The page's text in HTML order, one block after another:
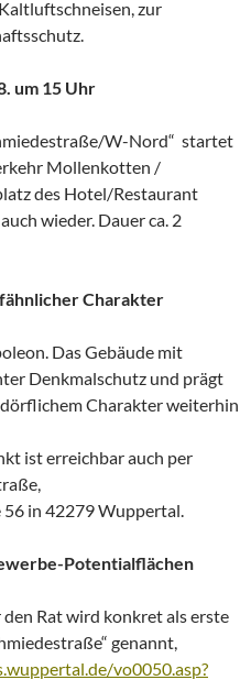
zur
um 15 Uhr
W-Nord“ startet
Mollenkotten /
des Hotel/Restaurant
wieder. Dauer ca. 2
Charakter
Das Gebäude mit
Denkmalschutz und prägt
Charakter weiterhin
ist erreichbar auch per
in 42279 Wuppertal.
Potentialflächen
Rat wird konkret als erste
genannt,
vo0050.asp?